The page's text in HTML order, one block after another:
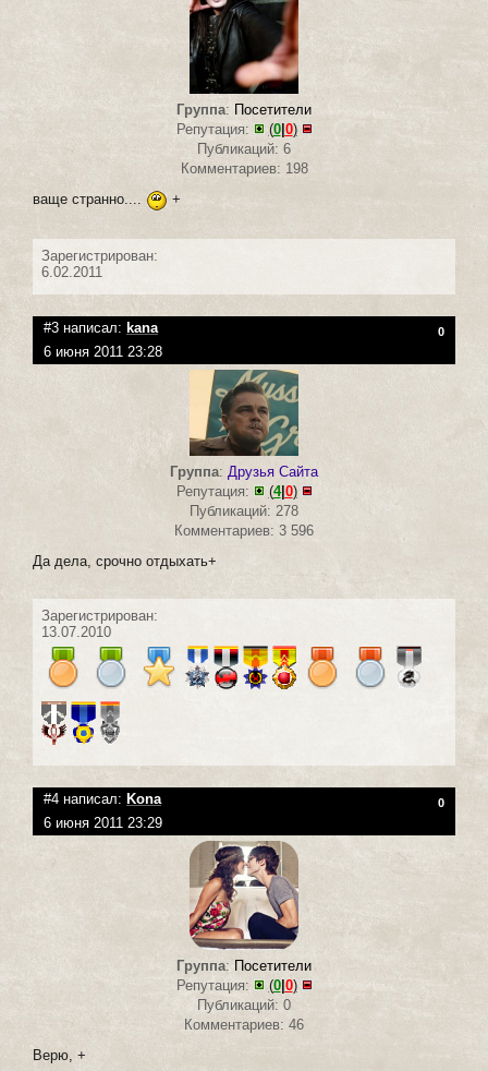
Группа: Посетители
Репутация:
(0| 0)
Публикаций: 6
Комментариев: 198
ваще странно....
+
Зарегистрирован:
6.02.2011
#3 написал: kana 0
6 июня 2011 23:28
Группа: Друзья Сайта
Репутация:
(4|0)
Публикаций: 278
Комментариев: 3 596
Да дела, срочно отдыхать+
Зарегистрирован:
13.07.2010
#4 написал: Kona 0
6 июня 2011 23:29
Группа: Посетители
Репутация:
(0|0)
Публикаций: 0
Комментариев: 46
Верю, +